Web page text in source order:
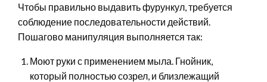
Чтобы правильно выдавить фурункул, требуется
соблюдение последовательности действий.
Пошагово манипуляция выполняется так:
Моют руки с применением мыла. Гнойник,
который полностью созрел, и близлежащий